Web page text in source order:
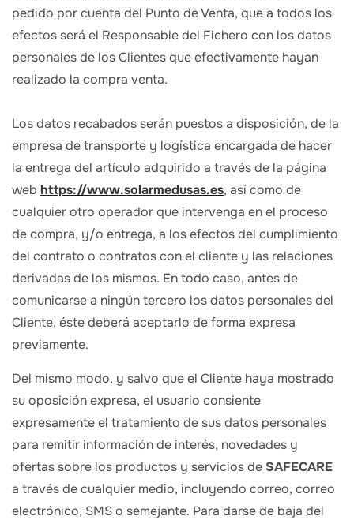
pedido por cuenta del Punto de Venta, que a todos los
efectos será el Responsable del Fichero con los datos
personales de los Clientes que efectivamente hayan
realizado la compra venta.
Los datos recabados serán puestos a disposición, de la
empresa de transporte y logística encargada de hacer
la entrega del artículo adquirido a través de la página
web https://www.solarmedusas.es, así como de
cualquier otro operador que intervenga en el proceso
de compra, y/o entrega, a los efectos del cumplimiento
del contrato o contratos con el cliente y las relaciones
derivadas de los mismos. En todo caso, antes de
comunicarse a ningún tercero los datos personales del
Cliente, éste deberá aceptarlo de forma expresa
previamente.
Del mismo modo, y salvo que el Cliente haya mostrado
su oposición expresa, el usuario consiente
expresamente el tratamiento de sus datos personales
para remitir información de interés, novedades y
ofertas sobre los productos y servicios de SAFECARE
a través de cualquier medio, incluyendo correo, correo
electrónico, SMS o semejante. Para darse de baja del